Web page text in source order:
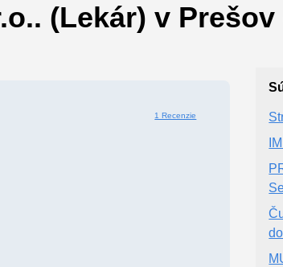
(Lekár) v
1 Recenzie